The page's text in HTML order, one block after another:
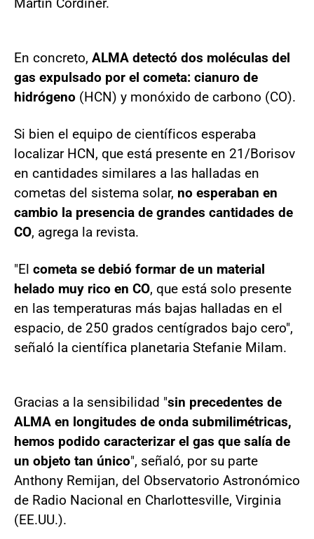
En concreto, ALMA detectó dos moléculas del
gas expulsado por el cometa: cianuro de
hidrógeno (HCN) y monóxido de carbono (CO).
Si bien el equipo de científicos esperaba
localizar HCN, que está presente en 21/Borisov
en cantidades similares a las halladas en
cometas del sistema solar, no esperaban en
cambio la presencia de grandes cantidades de
CO, agrega la revista.
"El cometa se debió formar de un material
helado muy rico en CO, que está solo presente
en las temperaturas más bajas halladas en el
espacio, de 250 grados centígrados bajo cero",
señaló la científica planetaria Stefanie Milam.
Gracias a la sensibilidad "sin precedentes de
ALMA en longitudes de onda submilimétricas,
hemos podido caracterizar el gas que salía de
un objeto tan único", señaló, por su parte
Anthony Remijan, del Observatorio Astronómico
de Radio Nacional en Charlottesville, Virginia
(EE.UU.).